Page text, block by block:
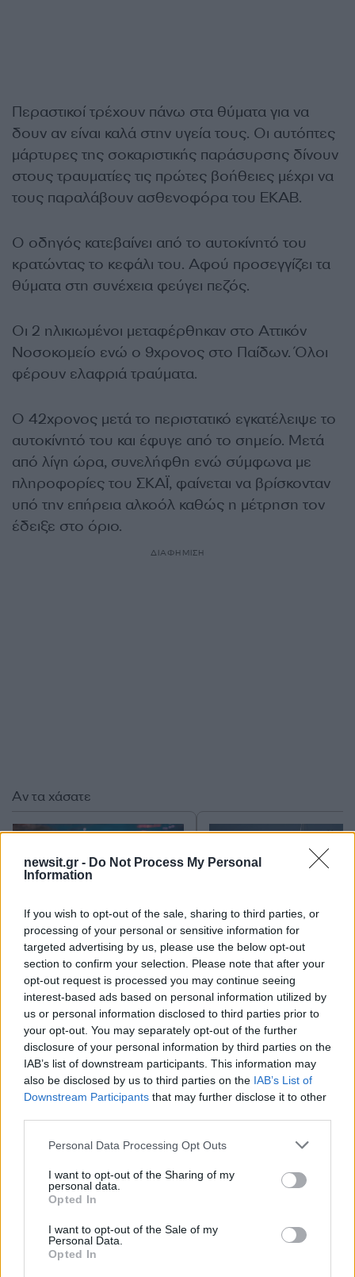
newsit.gr - Do Not Process My Personal
Information
If you wish to opt-out of the sale, sharing to third parties, or
processing of your personal or sensitive information for
targeted advertising by us, please use the below opt-out
section to confirm your selection. Please note that after your
opt-out request is processed you may continue seeing
interest-based ads based on personal information utilized by
us or personal information disclosed to third parties prior to
your opt-out. You may separately opt-out of the further
disclosure of your personal information by third parties on the
IAB’s list of downstream participants. This information may
also be disclosed by us to third parties on the IAB’s List of
Downstream Participants that may further disclose it to other
Please note that this website/app uses one or more Google
not limited to your visit or usage behaviour. You may click to
grant or deny consent to Google and its third-party tags to
use your data for below specified purposes in below Google
consent section.
Personal Data Processing Opt Outs
I want to opt-out of the Sharing of my
personal data.
Opted In
I want to opt-out of the Sale of my
Personal Data.
Opted In
Περαστικοί τρέχουν πάνω στα θύματα για να
δουν αν είναι καλά στην υγεία τους. Οι αυτόπτες
μάρτυρες της σοκαριστικής παράσυρσης δίνουν
στους τραυματίες τις πρώτες βοήθειες μέχρι να
τους παραλάβουν ασθενοφόρα του ΕΚΑΒ.
Ο οδηγός κατεβαίνει από το αυτοκίνητό του
κρατώντας το κεφάλι του. Αφού προσεγγίζει τα
θύματα στη συνέχεια φεύγει πεζός.
Οι 2 ηλικιωμένοι μεταφέρθηκαν στο Αττικόν
Νοσοκομείο ενώ ο 9χρονος στο Παίδων. Όλοι
φέρουν ελαφριά τραύματα.
Ο 42χρονος μετά το περιστατικό εγκατέλειψε το
αυτοκίνητό του και έφυγε από το σημείο. Μετά
από λίγη ώρα, συνελήφθη ενώ σύμφωνα με
πληροφορίες του ΣΚΑΪ, φαίνεται να βρίσκονταν
υπό την επήρεια αλκοόλ καθώς η μέτρηση τον
έδειξε στο όριο.
ΔΙΑΦΗΜΙΣΗ
Σχόλια
Σχολίασε εδώ
Αν τα χάσατε
Τραγωδία με 4χρονο αγόρι
στην Πάρο: Τα τρία σημεία
που εστιάζουν οι
αστυνομικοί για τον πνιγμό
στην πισίνα
Ζέστη και
άνεμοι, με ριπές που
φτάνουν τα 80 χλμ/
«Red Code» σε 6
για κίνδυνο